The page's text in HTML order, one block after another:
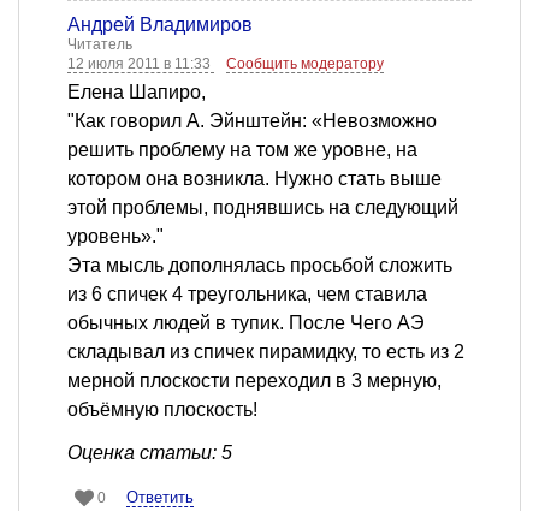
Андрей Владимиров
Читатель
12 июля 2011 в 11:33
Сообщить модератору
Елена Шапиро,
"Как говорил А. Эйнштейн: «Невозможно
решить проблему на том же уровне, на
котором она возникла. Нужно стать выше
этой проблемы, поднявшись на следующий
уровень»."
Эта мысль дополнялась просьбой сложить
из 6 спичек 4 треугольника, чем ставила
обычных людей в тупик. После Чего АЭ
складывал из спичек пирамидку, то есть из 2
мерной плоскости переходил в 3 мерную,
объёмную плоскость!
Оценка статьи: 5
0 Ответить